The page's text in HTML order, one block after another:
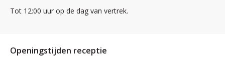
Tot 12:00 uur op de dag van vertrek.
Openingstijden receptie